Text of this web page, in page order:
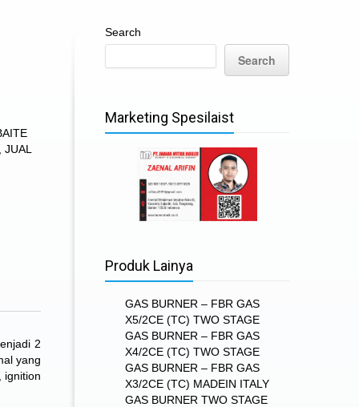
JUAL
2
yang
ignition
Search
Search
Marketing Spesilaist
Produk Lainya
GAS BURNER – FBR GAS
X5/2CE (TC) TWO STAGE
GAS BURNER – FBR GAS
X4/2CE (TC) TWO STAGE
GAS BURNER – FBR GAS
X3/2CE (TC) MADEIN ITALY
GAS BURNER TWO STAGE